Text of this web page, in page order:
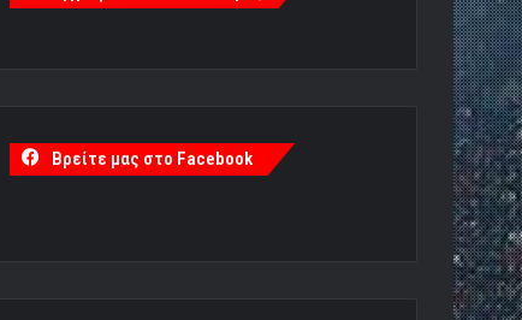
Βρείτε μας στο Facebook